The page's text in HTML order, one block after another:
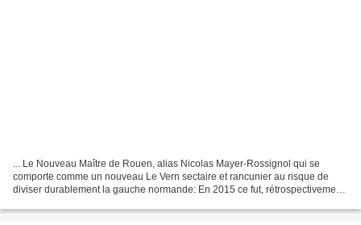
... Le Nouveau Maître de Rouen, alias Nicolas Mayer-Rossignol qui se
comporte comme un nouveau Le Vern sectaire et rancunier au risque de
diviser durablement la gauche normande: En 2015 ce fut, rétrospectivement,